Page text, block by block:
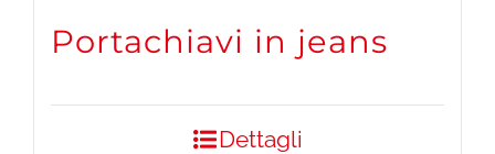
Portachiavi in jeans
Dettagli